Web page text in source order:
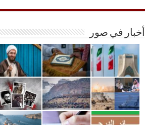
أخبار في صور